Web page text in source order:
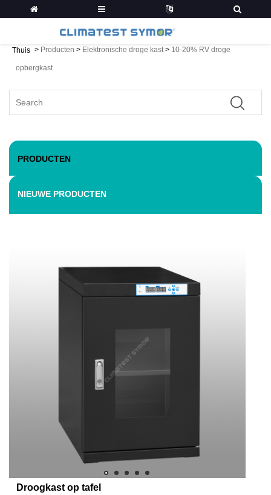
Thuis > Producten > Elektronische droge kast> 10-20% RV droge
opbergkast
PRODUCTEN
NIEUWE PRODUCTEN
Droogkast op tafel